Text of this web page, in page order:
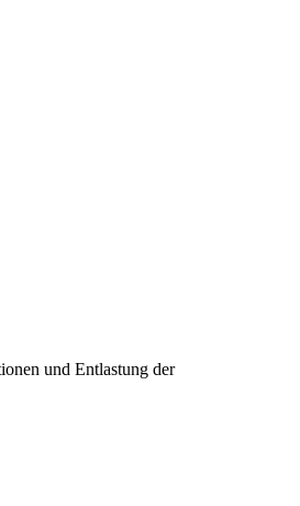
und Entlastung der